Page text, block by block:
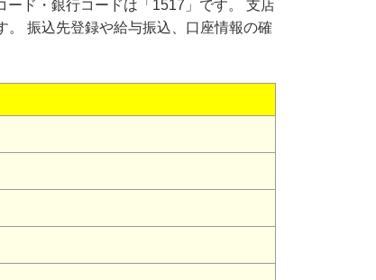
ド・銀行コードは「1517」です。 支店
。 振込先登録や給与振込、口座情報の確